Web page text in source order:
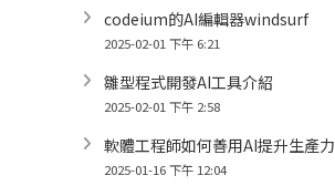
codeium的AI編輯器windsurf
2025-02-01 下午 6:21
雛型程式開發AI工具介紹
2025-02-01 下午 2:58
軟體工程師如何善用AI提升生產力
2025-01-16 下午 12:04